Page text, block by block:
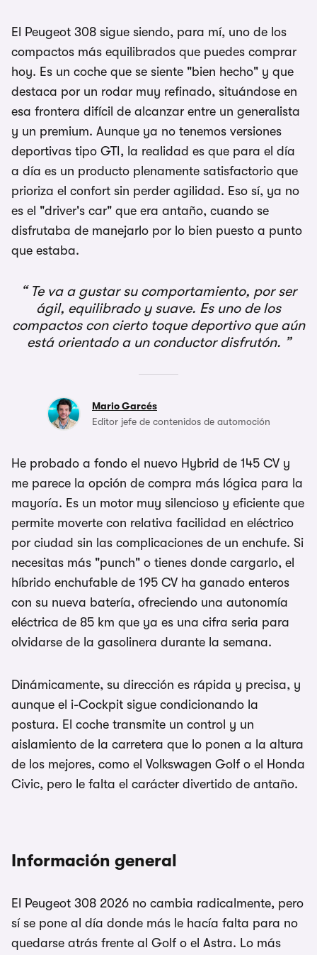
El Peugeot 308 sigue siendo, para mí, uno de los
compactos más equilibrados que puedes comprar
hoy. Es un coche que se siente "bien hecho" y que
destaca por un rodar muy refinado, situándose en
esa frontera difícil de alcanzar entre un generalista
y un premium. Aunque ya no tenemos versiones
deportivas tipo GTI, la realidad es que para el día
a día es un producto plenamente satisfactorio que
prioriza el confort sin perder agilidad. Eso sí, ya no
es el "driver's car" que era antaño, cuando se
disfrutaba de manejarlo por lo bien puesto a punto
que estaba.
Te va a gustar su comportamiento, por ser
ágil, equilibrado y suave. Es uno de los
compactos con cierto toque deportivo que aún
está orientado a un conductor disfrutón.
Mario Garcés
Editor jefe de contenidos de automoción
He probado a fondo el nuevo Hybrid de 145 CV y
me parece la opción de compra más lógica para la
mayoría. Es un motor muy silencioso y eficiente que
permite moverte con relativa facilidad en eléctrico
por ciudad sin las complicaciones de un enchufe. Si
necesitas más "punch" o tienes donde cargarlo, el
híbrido enchufable de 195 CV ha ganado enteros
con su nueva batería, ofreciendo una autonomía
eléctrica de 85 km que ya es una cifra seria para
olvidarse de la gasolinera durante la semana.
Dinámicamente, su dirección es rápida y precisa, y
aunque el i-Cockpit sigue condicionando la
postura. El coche transmite un control y un
aislamiento de la carretera que lo ponen a la altura
de los mejores, como el Volkswagen Golf o el Honda
Civic, pero le falta el carácter divertido de antaño.
Información general
El Peugeot 308 2026 no cambia radicalmente, pero
sí se pone al día donde más le hacía falta para no
quedarse atrás frente al Golf o el Astra. Lo más